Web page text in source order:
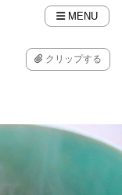
MENU
クリップする